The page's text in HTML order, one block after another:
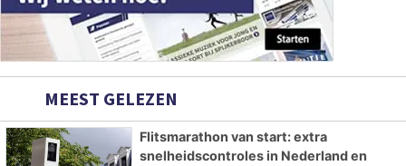
MEEST GELEZEN
Flitsmarathon van start: extra
snelheidscontroles in Nederland en